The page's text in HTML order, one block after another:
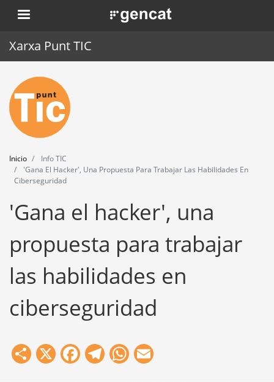
Pasar
al
. Obre en una nova finestra.
Xarxa Punt TIC
Inicio
Punt TIC
Actualidad
Agenda
Herramientas
Inicio
Info TIC
'Gana El Hacker', Una Propuesta Para Trabajar Las Habilidades En
Ciberseguridad
'Gana el hacker', una
propuesta para trabajar
las habilidades en
ciberseguridad
Share
X Facebook
Telegram
WhatsApp